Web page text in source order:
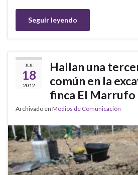
Seguir leyendo
JUL
18
2012
Hallan una
común en la
finca El Marrufo
Archivado en Medios de Comunicación